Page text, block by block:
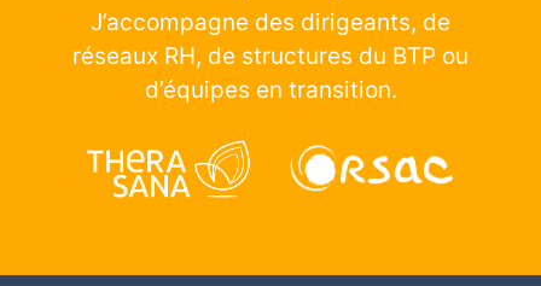
J’accompagne des dirigeants, de
réseaux RH, de structures du BTP ou
d’équipes en transition.